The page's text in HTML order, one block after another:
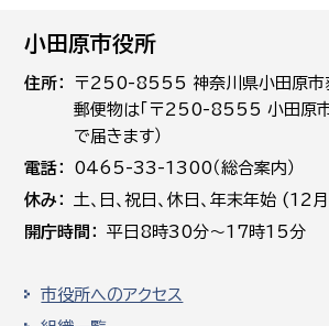
小田原市役所
住所
〒250-8555 神奈川県小田原市
郵便物は「〒250-8555 小田原市
で届きます）
電話
0465-33-1300（総合案内）
休み
土､日､祝日、休日、年末年始 (12
開庁時間
平日8時30分～17時15分
市役所へのアクセス